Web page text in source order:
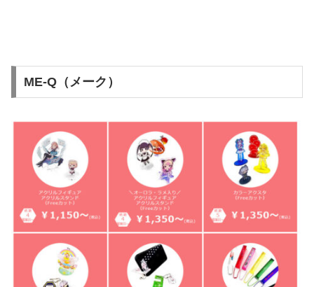
ME-Q（メーク）